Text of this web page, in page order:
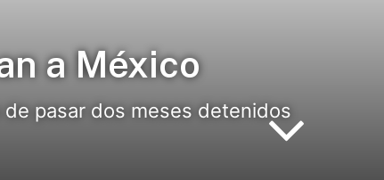
a México
pasar dos meses detenidos